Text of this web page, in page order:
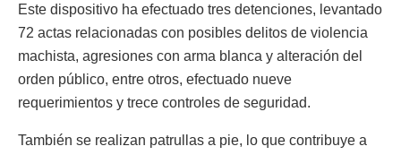
Este dispositivo ha efectuado tres detenciones, levantado
72 actas relacionadas con posibles delitos de violencia
machista, agresiones con arma blanca y alteración del
orden público, entre otros, efectuado nueve
requerimientos y trece controles de seguridad.
También se realizan patrullas a pie, lo que contribuye a